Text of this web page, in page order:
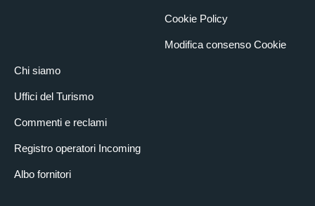
Chi siamo
Uffici del Turismo
Commenti e reclami
Registro operatori Incoming
Albo fornitori
Cookie Policy
Modifica consenso Cookie